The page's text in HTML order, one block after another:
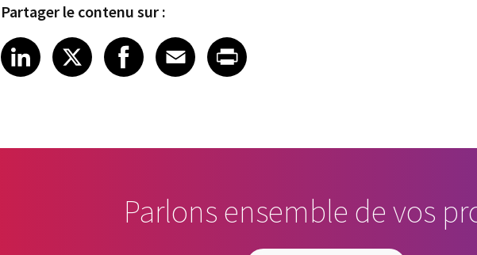
Partager le contenu sur :
Share on LinkedIn
LinkedIn
Share on X
XShare on Facebook
Facebook
Share on Email
Email
Share on Print
Parlons ensemble de vos